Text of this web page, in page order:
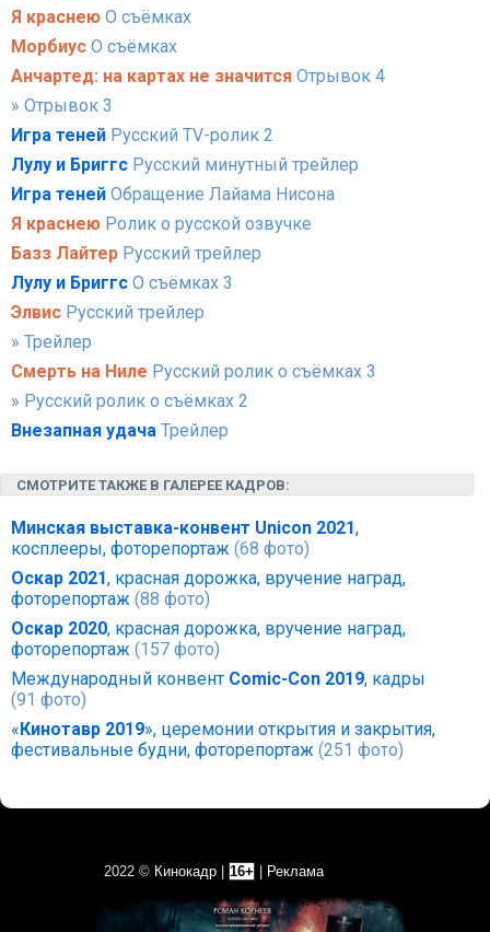
Я краснею О съёмках
Морбиус О съёмках
Анчартед: на картах не значится Отрывок 4
» Отрывок 3
Игра теней Русский TV-ролик 2
Лулу и Бриггс Русский минутный трейлер
Игра теней Обращение Лайама Нисона
Я краснею Ролик о русской озвучке
Базз Лайтер Русский трейлер
Лулу и Бриггс О съёмках 3
Элвис Русский трейлер
» Трейлер
Смерть на Ниле Русский ролик о съёмках 3
» Русский ролик о съёмках 2
Внезапная удача Трейлер
СМОТРИТЕ ТАКЖЕ В ГАЛЕРЕЕ КАДРОВ:
Минская выставка-конвент Unicon 2021,
косплееры, фоторепортаж (68 фото)
Оскар 2021, красная дорожка, вручение наград,
фоторепортаж (88 фото)
Оскар 2020, красная дорожка, вручение наград,
фоторепортаж (157 фото)
Международный конвент Comic-Con 2019, кадры
(91 фото)
«Кинотавр 2019», церемонии открытия и закрытия,
фестивальные будни, фоторепортаж (251 фото)
2022 © Кинокадр 16+ Реклама